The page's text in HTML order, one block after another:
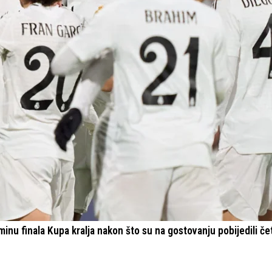
finala Kupa kralja nakon što su na gostovanju pobijedili